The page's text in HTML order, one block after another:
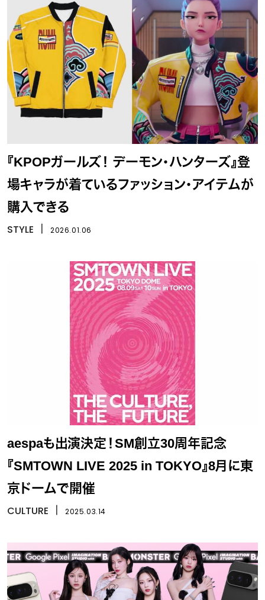
『KPOPガールズ！ デーモン・ハンターズ』登
場キャラが着ているファッション・アイテムが
購入できる
STYLE 2026.01.06
aespaも出演決定！SM創立30周年記念
『SMTOWN LIVE 2025 in TOKYO』8月に東
京ドームで開催
CULTURE 2025.03.14